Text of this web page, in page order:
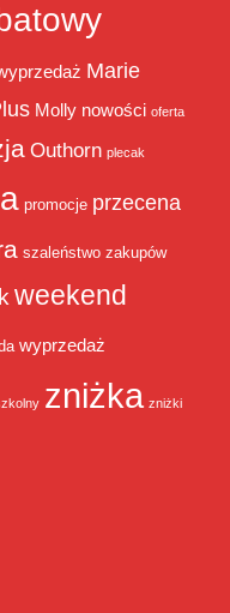
Marie
Molly nowości oferta
Outhorn plecak
promocje przecena
szaleństwo zakupów
weekend
wyprzedaż
zniżka zniżki